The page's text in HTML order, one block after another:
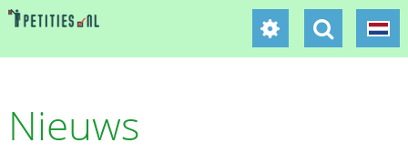
Nieuws